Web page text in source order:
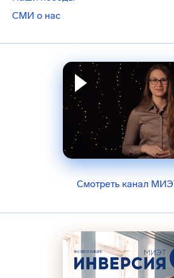
СМИ о нас
Смотреть канал